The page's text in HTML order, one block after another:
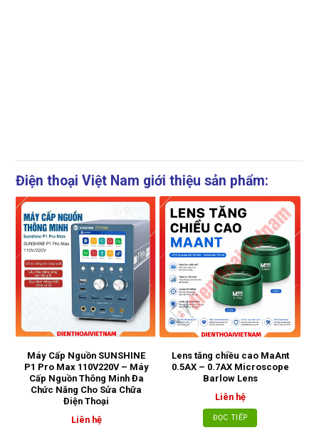
Điện thoại Việt Nam giới thiệu sản phẩm:
Máy Cấp Nguồn SUNSHINE
P1 Pro Max 110V220V – Máy
Cấp Nguồn Thông Minh Đa
Chức Năng Cho Sửa Chữa
Điện Thoại
Liên hệ
Lens tăng chiều cao MaAnt
0.5AX – 0.7AX Microscope
Barlow Lens
Liên hệ
ĐỌC TIẾP